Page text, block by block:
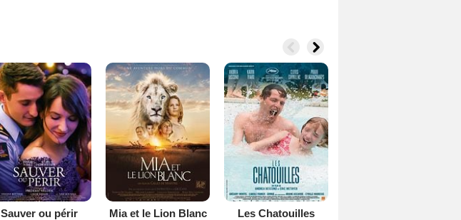
Sauver ou périr Mia et le Lion Blanc Les Chatouilles